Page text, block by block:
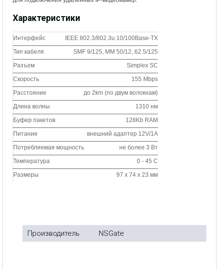
Характеристики
Интерфейс
IEEE 802.3/802.3u 10/100Base-TX
Тип кабеля
SMF 9/125, MM 50/12, 62.5/125
Разъем
Simplex SC
Скорость
155 Mbps
Расстояние
до 2km (по двум волокнам)
Длина волны
1310 нм
Буфер пакетов
128Kb RAM
Питание
внешний адаптер 12V/1А
Потребляемая мощность
не более 3 Вт
Температура
0 - 45 C
Размеры
97 x 74 x 23 мм
Производитель NSGate